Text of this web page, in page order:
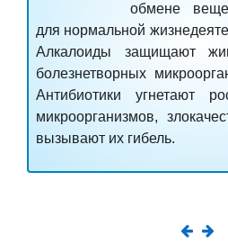
обмене
для нормальной
Алкалоиды защищают
болезнетворных
Антибиотики угнетают
микроорганизмов,
вызывают их гибель.